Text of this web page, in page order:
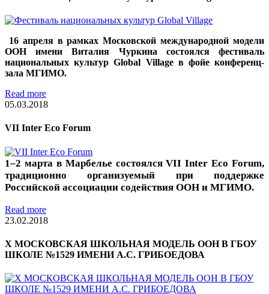
16 апреля в рамках Московской международной модели
ООН имени Виталия Чуркина состоялся фестиваль
национальных культур Global Village в фойе конференц-
зала МГИМО.
Read more
05.03.2018
VII Inter Eco Forum
1–2 марта в Марбелье состоялся VII Inter Eco Forum,
традиционно организуемый при поддержке
Российской ассоциации содействия ООН и МГИМО.
Read more
23.02.2018
Х МОСКОВСКАЯ ШКОЛЬНАЯ МОДЕЛЬ ООН В ГБОУ
ШКОЛЕ №1529 ИМЕНИ А.С. ГРИБОЕДОВА